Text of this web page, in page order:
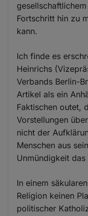
Fortschritt hin zu
kann.
Ich finde es
Heinrichs
Verbands Berlin-
Artikel als ein
Faktischen outet,
Vorstellungen
nicht der
Menschen aus
Unmündigkeit
In einem
Religion keinen
politischer